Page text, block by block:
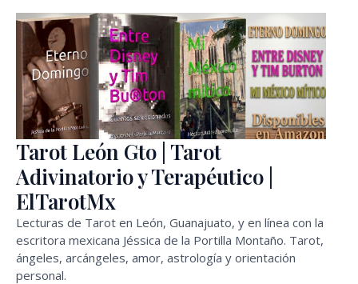
contenido
Tarot León Gto | Tarot
Adivinatorio y Terapéutico |
ElTarotMx
Lecturas de Tarot en León, Guanajuato, y en línea con la
escritora mexicana Jéssica de la Portilla Montaño. Tarot,
ángeles, arcángeles, amor, astrología y orientación
personal.